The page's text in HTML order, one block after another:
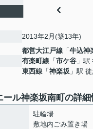
2013年2月(築13年)
都営大江戸線 「牛込神
有楽町線 「市ケ谷 」
東西線 「神楽坂 」駅
ール神楽坂南町の詳細
駐輪場
敷地内ごみ置き場